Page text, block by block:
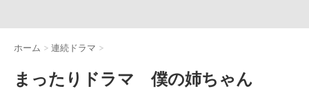
ホーム > 連続ドラマ >
まったりドラマ 僕の姉ちゃん